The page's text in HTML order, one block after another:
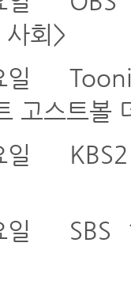
회>
고스트볼
KBS2
SBS